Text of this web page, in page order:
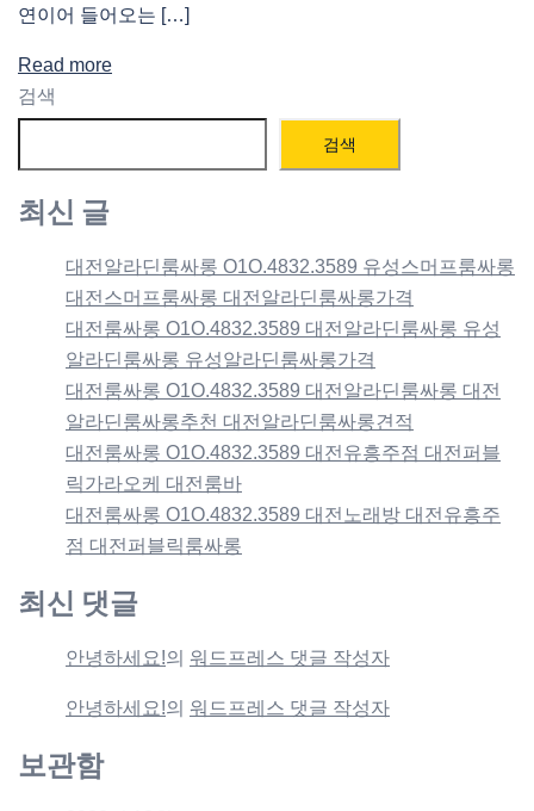
연이어 들어오는 […]
Read more
검색
검색
최신 글
대전알라딘룸싸롱 O1O.4832.3589 유성스머프룸싸롱
대전스머프룸싸롱 대전알라딘룸싸롱가격
대전룸싸롱 O1O.4832.3589 대전알라딘룸싸롱 유성
알라딘룸싸롱 유성알라딘룸싸롱가격
대전룸싸롱 O1O.4832.3589 대전알라딘룸싸롱 대전
알라딘룸싸롱추천 대전알라딘룸싸롱견적
대전룸싸롱 O1O.4832.3589 대전유흥주점 대전퍼블
릭가라오케 대전룸바
대전룸싸롱 O1O.4832.3589 대전노래방 대전유흥주
점 대전퍼블릭룸싸롱
최신 댓글
안녕하세요!의 워드프레스 댓글 작성자
안녕하세요!의 워드프레스 댓글 작성자
보관함